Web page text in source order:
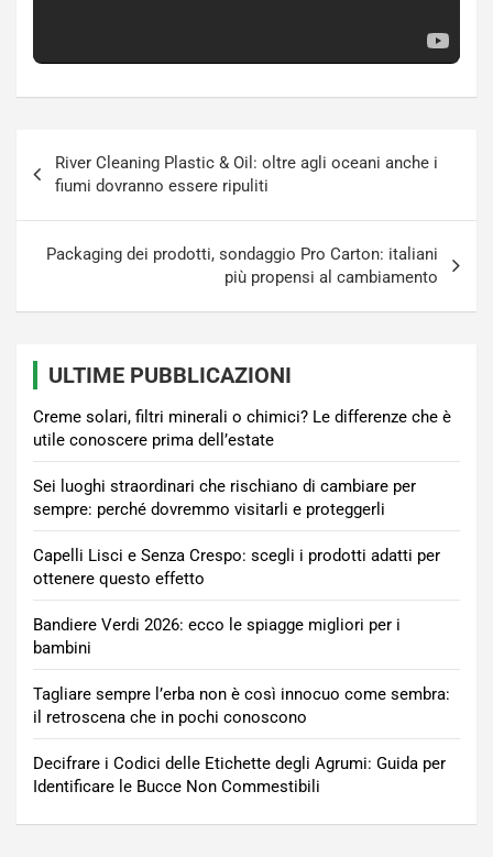
articoli
River Cleaning Plastic & Oil: oltre agli oceani anche i
fiumi dovranno essere ripuliti
Packaging dei prodotti, sondaggio Pro Carton: italiani
più propensi al cambiamento
ULTIME PUBBLICAZIONI
Creme solari, filtri minerali o chimici? Le differenze che è
utile conoscere prima dell’estate
Sei luoghi straordinari che rischiano di cambiare per
sempre: perché dovremmo visitarli e proteggerli
Capelli Lisci e Senza Crespo: scegli i prodotti adatti per
ottenere questo effetto
Bandiere Verdi 2026: ecco le spiagge migliori per i
bambini
Tagliare sempre l’erba non è così innocuo come sembra:
il retroscena che in pochi conoscono
Decifrare i Codici delle Etichette degli Agrumi: Guida per
Identificare le Bucce Non Commestibili